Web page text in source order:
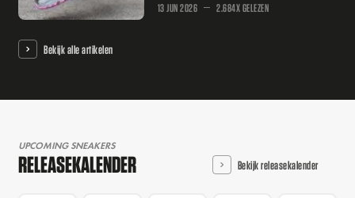
13 JUN 2026 2.684X GELEZEN
Bekijk alle artikelen
UPCOMING SNEAKERS
RELEASEKALENDER Bekijk releasekalender